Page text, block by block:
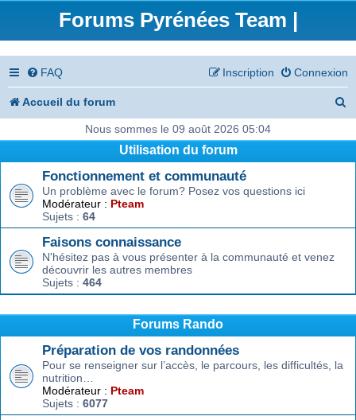
Forums Pyrénées Team |
FAQ Connexion
Inscription
Accueil du forum
e
Nous sommes le 09 août 2026 05:04
Utilisation du forum
Fonctionnement et communauté
Un problème avec le forum? Posez vos questions ici
Modérateur : Pteam
Sujets : 64
Faisons connaissance
N'hésitez pas à vous présenter à la communauté et venez
découvrir les autres membres
Sujets : 464
Forums Rando
Préparation de vos randonnées
Pour se renseigner sur l’accès, le parcours, les difficultés, la
nutrition…
Modérateur : Pteam
Sujets : 6077